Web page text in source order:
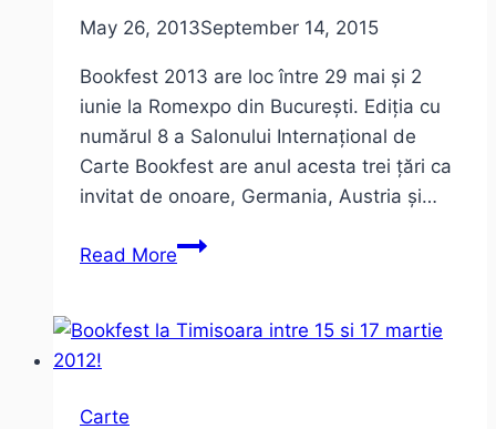
May 26, 2013September 14, 2015
Bookfest 2013 are loc între 29 mai și 2
iunie la Romexpo din București. Ediția cu
numărul 8 a Salonului Internațional de
Carte Bookfest are anul acesta trei țări ca
invitat de onoare, Germania, Austria și…
Read MoreBookfest
1
Carte